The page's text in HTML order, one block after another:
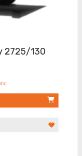
2725/130
€